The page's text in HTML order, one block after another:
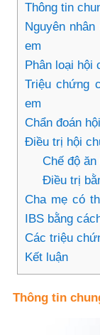
Thông tin
Nguyên
em
Phân loại hội
Triệu chứng
em
Chẩn đoán
Điều trị hội
Chế độ ăn
Điều trị
Cha mẹ có
IBS bằng
Các triệu
Kết luận
Thông tin